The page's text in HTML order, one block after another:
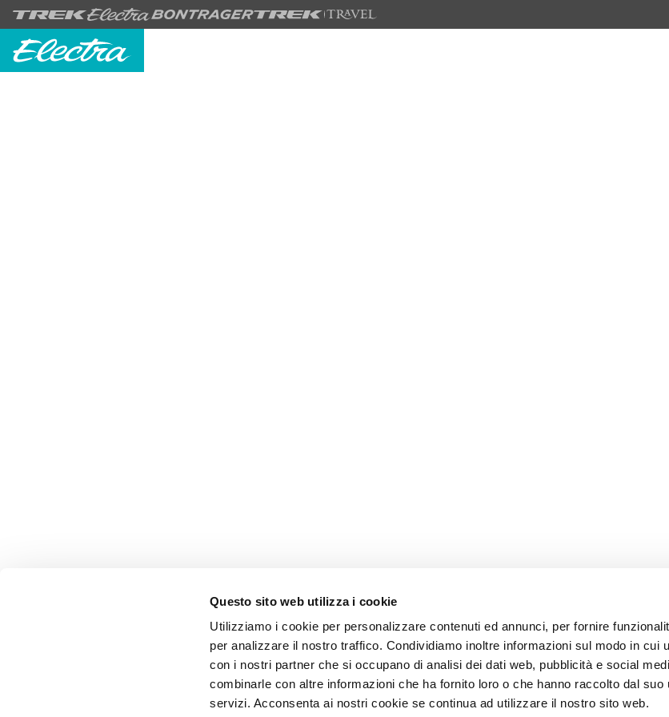
Questo sito web utilizza i cookie
Utilizziamo i cookie per personalizzare contenuti ed annunci, per fornire
per analizzare il nostro traffico. Condividiamo inoltre informazioni sul modo in cui
con i nostri partner che si occupano di analisi dei dati web, pubblicità e social
combinarle con altre informazioni che ha fornito loro o che hanno raccolto dal suo
servizi. Acconsenta ai nostri cookie se continua ad utilizzare il nostro sito web.